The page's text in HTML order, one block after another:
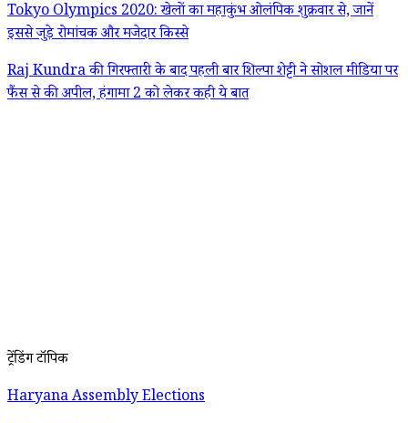
Tokyo Olympics 2020: खेलों का महाकुंभ ओलंपिक शुक्रवार से, जानें
इससे जुड़े रोमांचक और मजेदार किस्से
Raj Kundra की गिरफ्तारी के बाद पहली बार शिल्पा शेट्टी ने सोशल मीडिया पर
फैंस से की अपील, हंगामा 2 को लेकर कही ये बात
ट्रेंडिंग टॉपिक
Haryana Assembly Elections